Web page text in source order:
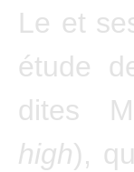
Le et
étude
dites
high),